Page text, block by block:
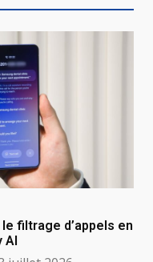
filtrage d’appels en
AI